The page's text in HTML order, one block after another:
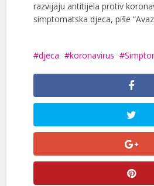
razvijaju antitijela protiv
simptomatska djeca, piše
djeca koronavirus